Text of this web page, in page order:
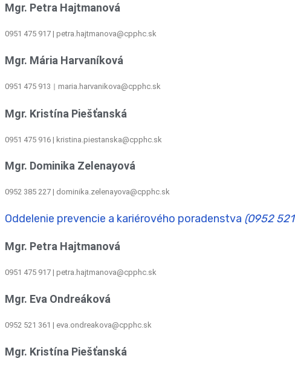
Mgr. Petra Hajtmanová
0951 475 917 | petra.hajtmanova@cpphc.sk
Mgr. Mária Harvaníková
0951 475 913 maria.harvanikova@cpphc.sk
Mgr. Kristína Piešťanská
0951 475 916 | kristina.piestanska@cpphc.sk
Mgr. Dominika Zelenayová
0952 385 227 | dominika.zelenayova@cpphc.sk
Oddelenie prevencie a kariérového poradenstva (0952
Mgr. Petra Hajtmanová
0951 475 917 | petra.hajtmanova@cpphc.sk
Mgr. Eva Ondreáková
0952 521 361 | eva.ondreakova@cpphc.sk
Mgr. Kristína Piešťanská